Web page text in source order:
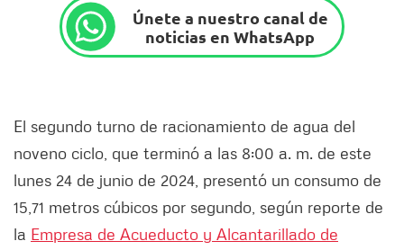
Únete a nuestro canal de
noticias en WhatsApp
El segundo turno de racionamiento de agua del
noveno ciclo, que terminó a las 8:00 a. m. de este
lunes 24 de junio de 2024, presentó un consumo de
15,71 metros cúbicos por segundo, según reporte de
la Empresa de Acueducto y Alcantarillado de